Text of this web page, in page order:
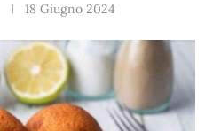
18 Giugno 2024